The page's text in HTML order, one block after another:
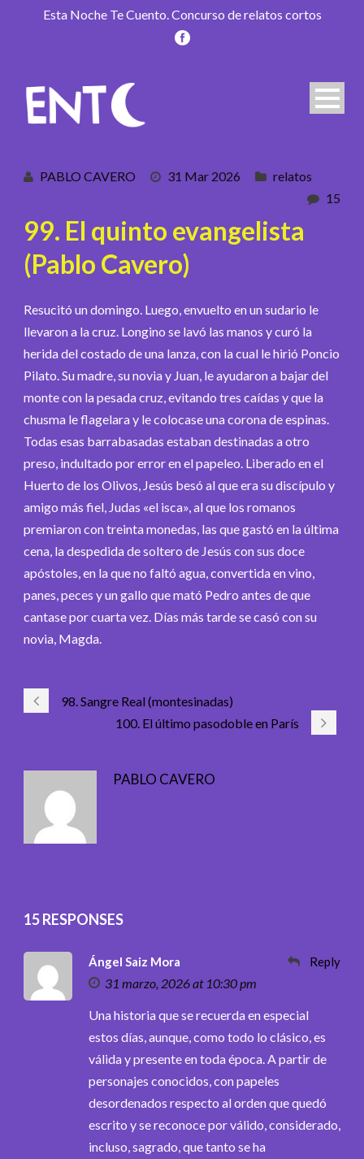
Esta Noche Te Cuento. Concurso de relatos cortos
PABLO CAVERO 31 Mar 2026
relatos
15
99. El quinto evangelista
(Pablo Cavero)
Resucitó un domingo. Luego, envuelto en un sudario le
llevaron a la cruz. Longino se lavó las manos y curó la
herida del costado de una lanza, con la cual le hirió Poncio
Pilato. Su madre, su novia y Juan, le ayudaron a bajar del
monte con la pesada cruz, evitando tres caídas y que la
chusma le flagelara y le colocase una corona de espinas.
Todas esas barrabasadas estaban destinadas a otro
preso, indultado por error en el papeleo. Liberado en el
Huerto de los Olivos, Jesús besó al que era su discípulo y
amigo más fiel, Judas «el isca», al que los romanos
premiaron con treinta monedas, las que gastó en la última
cena, la despedida de soltero de Jesús con sus doce
apóstoles, en la que no faltó agua, convertida en vino,
panes, peces y un gallo que mató Pedro antes de que
cantase por cuarta vez. Días más tarde se casó con su
novia, Magda.
98. Sangre Real (montesinadas)
100. El último pasodoble en París
PABLO CAVERO
15 RESPONSES
Ángel Saiz Mora
31 marzo, 2026 at 10:30 pm
Reply
Una historia que se recuerda en especial
estos días, aunque, como todo lo clásico, es
válida y presente en toda época. A partir de
personajes conocidos, con papeles
desordenados respecto al orden que quedó
escrito y se reconoce por válido, considerado,
incluso, sagrado, que tanto se ha